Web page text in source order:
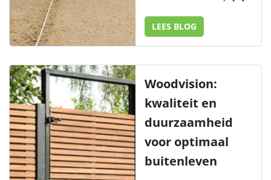
LEES BLOG
Woodvision:
kwaliteit en
duurzaamheid
voor optimaal
buitenleven